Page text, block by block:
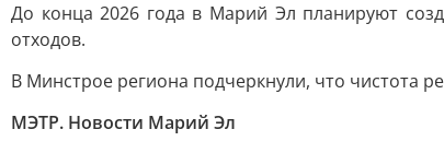
До конца 2026 года в Марий Эл планируют
отходов.
В Минстрое региона подчеркнули, что чистота
МЭТР. Новости Марий Эл